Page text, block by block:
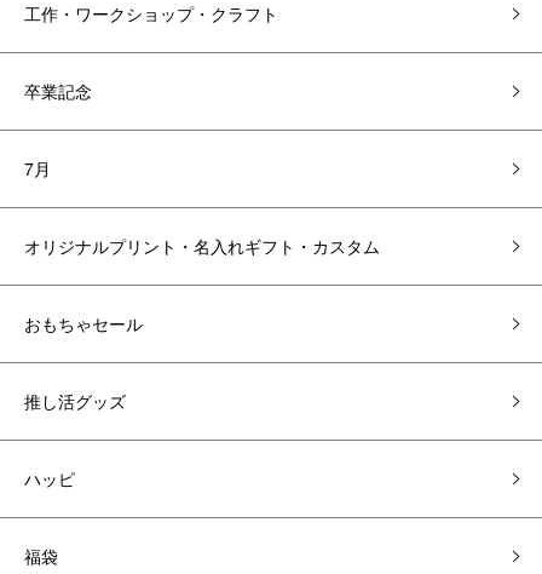
工作・ワークショップ・クラフト
卒業記念
7月
オリジナルプリント・名入れギフト・カスタム
おもちゃセール
推し活グッズ
ハッピ
福袋